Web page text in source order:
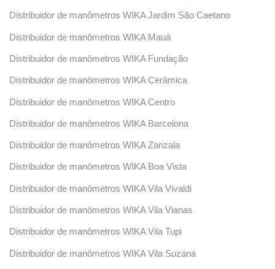
Distribuidor de manômetros WIKA Jardim São Caetano
Distribuidor de manômetros WIKA Mauá
Distribuidor de manômetros WIKA Fundação
Distribuidor de manômetros WIKA Cerâmica
Distribuidor de manômetros WIKA Centro
Distribuidor de manômetros WIKA Barcelona
Distribuidor de manômetros WIKA Zanzala
Distribuidor de manômetros WIKA Boa Vista
Distribuidor de manômetros WIKA Vila Vivaldi
Distribuidor de manômetros WIKA Vila Vianas
Distribuidor de manômetros WIKA Vila Tupi
Distribuidor de manômetros WIKA Vila Suzana